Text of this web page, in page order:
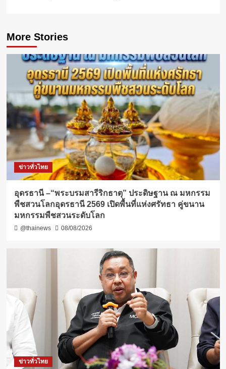
More Stories
ข่าวทั่วไทย
อุดรธานี –“พระบรมสารีริกธาตุ” ประดิษฐาน ณ มหกรรม
พืชสวนโลกอุดรธานี 2569 เปิดพื้นที่แห่งศรัทธา คู่ขนาน
มหกรรมพืชสวนระดับโลก
@thainews 08/08/2026
ข่าวทั่วไทย